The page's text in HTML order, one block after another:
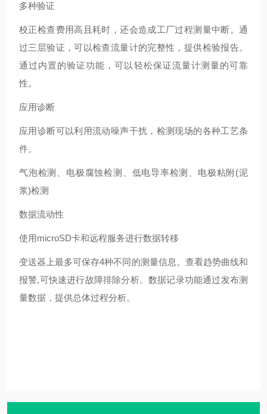
多种验证
校正检查费用高且耗时，还会造成工厂过程测量中断。通
过三层验证，可以检查流量计的完整性，提供检验报告。
通过内置的验证功能，可以轻松保证流量计测量的可靠
性。
应用诊断
应用诊断可以利用流动噪声干扰，检测现场的各种工艺条
件。
气泡检测、电极腐蚀检测、低电导率检测、电极粘附(泥
浆)检测
数据流动性
使用microSD卡和远程服务进行数据转移
变送器上最多可保存4种不同的测量信息。查看趋势曲线和
报警,可快速进行故障排除分析。数据记录功能通过发布测
量数据，提供总体过程分析。